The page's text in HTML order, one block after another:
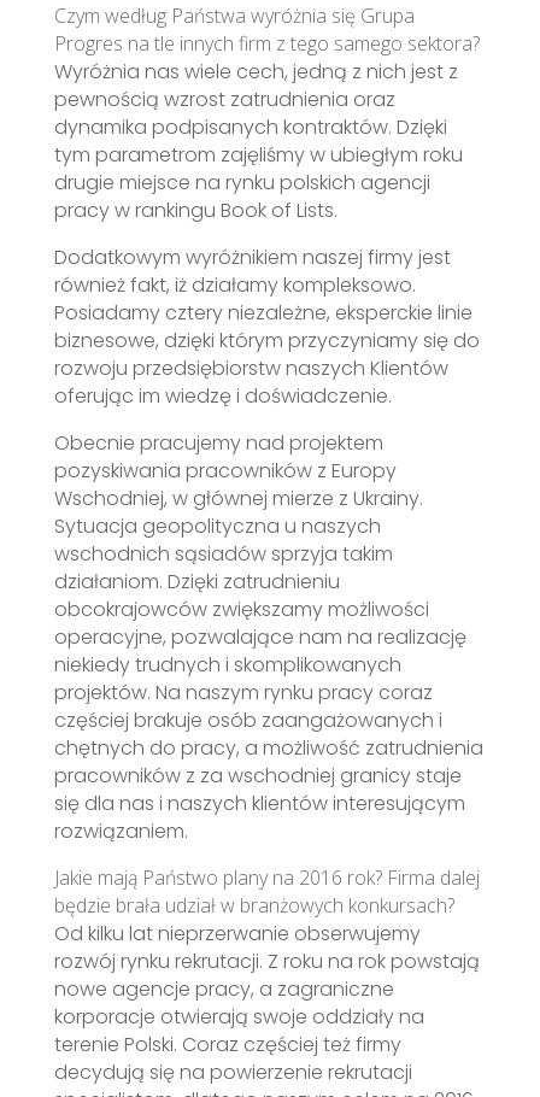
Czym według Państwa wyróżnia się Grupa
Progres na tle innych firm z tego samego sektora?
Wyróżnia nas wiele cech, jedną z nich jest z
pewnością wzrost zatrudnienia oraz
dynamika podpisanych kontraktów. Dzięki
tym parametrom zajęliśmy w ubiegłym roku
drugie miejsce na rynku polskich agencji
pracy w rankingu Book of Lists.
Dodatkowym wyróżnikiem naszej firmy jest
również fakt, iż działamy kompleksowo.
Posiadamy cztery niezależne, eksperckie linie
biznesowe, dzięki którym przyczyniamy się do
rozwoju przedsiębiorstw naszych Klientów
oferując im wiedzę i doświadczenie.
Obecnie pracujemy nad projektem
pozyskiwania pracowników z Europy
Wschodniej, w głównej mierze z Ukrainy.
Sytuacja geopolityczna u naszych
wschodnich sąsiadów sprzyja takim
działaniom. Dzięki zatrudnieniu
obcokrajowców zwiększamy możliwości
operacyjne, pozwalające nam na realizację
niekiedy trudnych i skomplikowanych
projektów. Na naszym rynku pracy coraz
częściej brakuje osób zaangażowanych i
chętnych do pracy, a możliwość zatrudnienia
pracowników z za wschodniej granicy staje
się dla nas i naszych klientów interesującym
rozwiązaniem.
Jakie mają Państwo plany na 2016 rok? Firma dalej
będzie brała udział w branżowych konkursach?
Od kilku lat nieprzerwanie obserwujemy
rozwój rynku rekrutacji. Z roku na rok powstają
nowe agencje pracy, a zagraniczne
korporacje otwierają swoje oddziały na
terenie Polski. Coraz częściej też firmy
decydują się na powierzenie rekrutacji